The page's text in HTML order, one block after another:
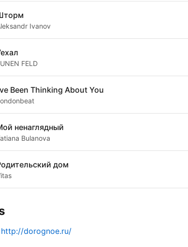
Ivanov
FELD
Been Thinking About You
ненаглядный
Bulanova
дом
http://dorognoe.ru/